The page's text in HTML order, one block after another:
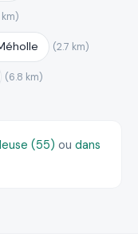
(2.7 km)
(6.8 km)
(55) ou dans